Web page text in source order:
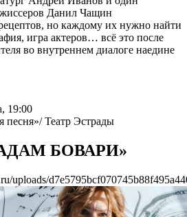
Данил Чащин
но каждому их нужно найти
игра актеров… всё это после
во внутреннем диалоге наедине
19:00
песня»/ Театр Эстрады
БОВАРИ»
uploads/